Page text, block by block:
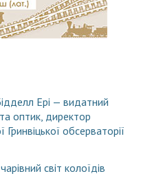
Ері — видатний
оптик, директор
Гринвіцької обсерваторії
світ колоїдів